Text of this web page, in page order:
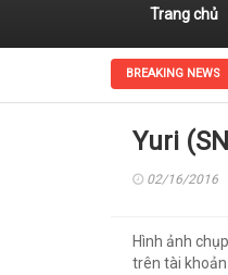
Trang chủ
BREAKING NEWS
Yuri
02/16/2016
Hình ảnh
trên tài